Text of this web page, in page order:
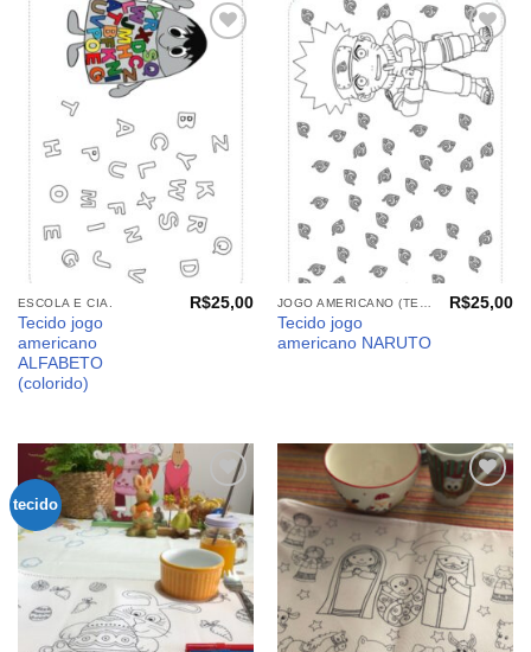
Adicionar
ESCOLA E CIA.
Tecido jogo
americano
ALFABETO
(colorido)
R$25,00
Adicionar
aos
meus
desejos
Tecido jogo
americano NARUTO
R$25,00
tecido
Adicionar
aos
meus
desejos
Adicionar
aos
meus
desejos